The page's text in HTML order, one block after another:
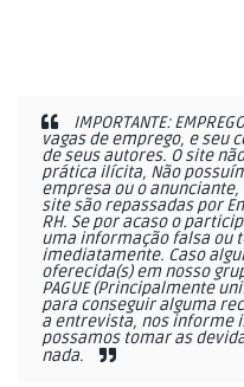
IMPORTANTE:
vagas de emprego, e seu
de seus autores. O site
prática ilícita, Não
empresa ou o
site são repassadas por
RH. Se por acaso o
uma informação falsa ou
imediatamente. Caso
oferecida(s) em nosso
PAGUE (Principalmente
para conseguir alguma
a entrevista, nos informe
possamos tomar as
nada.